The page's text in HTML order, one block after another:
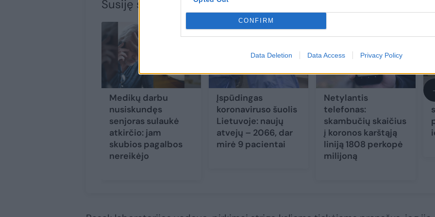
CONFIRM
Data Deletion Data Access Privacy Policy
Susiję straipsniai
Medikų darbu
nusiskundęs
senjoras sulaukė
atkirčio: jam
skubios pagalbos
nereikėjo
Įspūdingas
koronaviruso šuolis
Lietuvoje: naujų
atvejų – 2066, dar
mirė 9 pacientai
Netylantis
telefonas:
skambučių skaičius
į koronos karštąją
liniją 1808 perkopė
milijoną